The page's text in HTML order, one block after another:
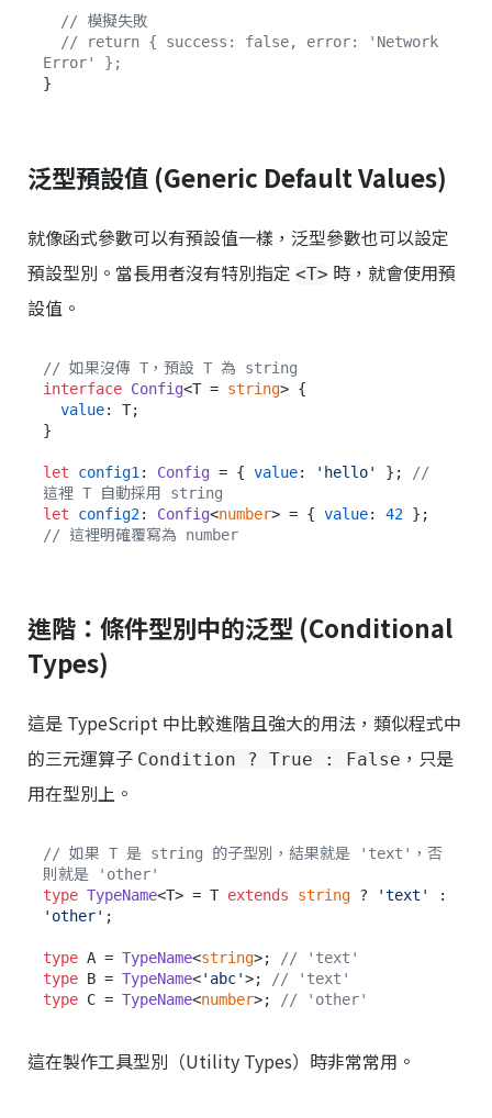
// 模擬失敗
// return { success: false, error: 'Network
Error' };
泛型預設值 (Generic Default Values)
就像函式參數可以有預設值一樣，泛型參數也可以設定
預設型別。當長用者沒有特別指定 <T> 時，就會使用預
設值。
// 如果沒傳 T，預設 T 為 string
interface Config<T = string> {
value: T;
}
let config1 : Config = { value: 'hello' };
//
這裡 T 自動採用 string
let
config2: Config<number> = { value: 42
// 這裡明確覆寫為 number
進階：條件型別中的泛型 (Conditional
Types)
這是 TypeScript 中比較進階且強大的用法，類似程式中
的三元運算子 Condition ? True : False ，只是
用在型別上。
// 如果 T 是 string 的子型別，結果就是 'text'，否
則就是 'other'
type TypeName<T> = T extends string ? 'text'
'other' ;
type A = TypeName<string>;
// 'text'
type B = TypeName<'abc'>;
// 'text'
type C = TypeName<number>; // 'other'
這在製作工具型別（Utility Types）時非常常用。